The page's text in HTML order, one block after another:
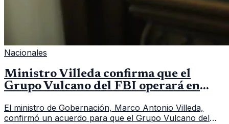
Nacionales
Ministro Villeda confirma que el
Grupo Vulcano del FBI operará en
El ministro de Gobernación, Marco Antonio Villeda,
confirmó un acuerdo para que el Grupo Vulcano del